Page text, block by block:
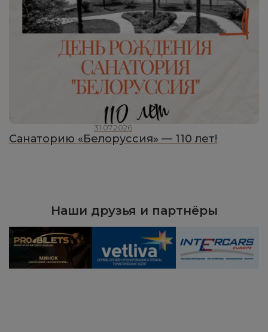
31.07.2026
Санаторию «Белоруссия» — 110 лет!
Наши друзья и партнёры